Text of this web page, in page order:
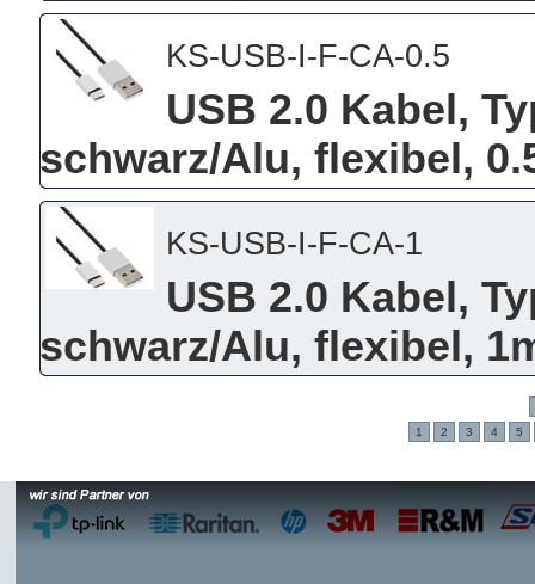
KS-USB-I-F-CA-0.5
USB 2.0 Kabel,
schwarz/Alu, flexibel,
KS-USB-I-F-CA-1
USB 2.0 Kabel,
schwarz/Alu, flexibel,
1 2 3 4 5